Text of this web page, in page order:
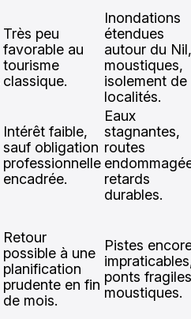
Très peu
favorable au
tourisme
classique.
Inondations
étendues
autour du Nil,
moustiques,
isolement de
localités.
Intérêt faible,
sauf obligation
professionnelle
encadrée.
Eaux
stagnantes,
routes
retards
durables.
Retour
possible à une
planification
prudente en fin
de mois.
Pistes
ponts
moustiques.